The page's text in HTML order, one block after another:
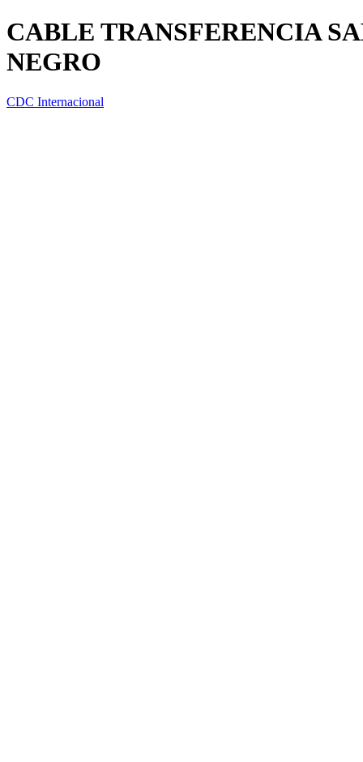
CABLE TRANSFERENCIA
NEGRO
CDC Internacional